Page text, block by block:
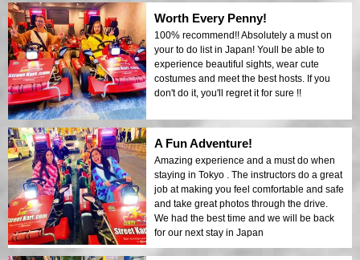
Worth Every Penny!
100% recommend!! Absolutely a must on
your to do list in Japan! Youll be able to
experience beautiful sights, wear cute
costumes and meet the best hosts. If you
don't do it, you'll regret it for sure !!
A Fun Adventure!
Amazing experience and a must do when
staying in Tokyo . The instructors do a great
job at making you feel comfortable and safe
and take great photos through the drive.
We had the best time and we will be back
for our next stay in Japan